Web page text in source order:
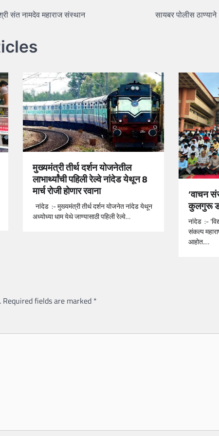
संत नामदेव महाराज संस्थान सायबर पोलीस
मुख्यमंत्री तीर्थ दर्शन योजनेतील
लाभार्थ्यांची पहिली रेल्वे नांदेड येथून 8
मार्च रोजी होणार रवाना
नांदेड :- मुख्यमंत्री तीर्थ दर्शन योजनेत नांदेड येथून
अध्योध्या धाम येथे जाण्यासाठी पहिली रेल्वे…
‘वाचन
कुलगुरू
नांदेड :-
संकल्प
आहोत.…
Required fields are marked *